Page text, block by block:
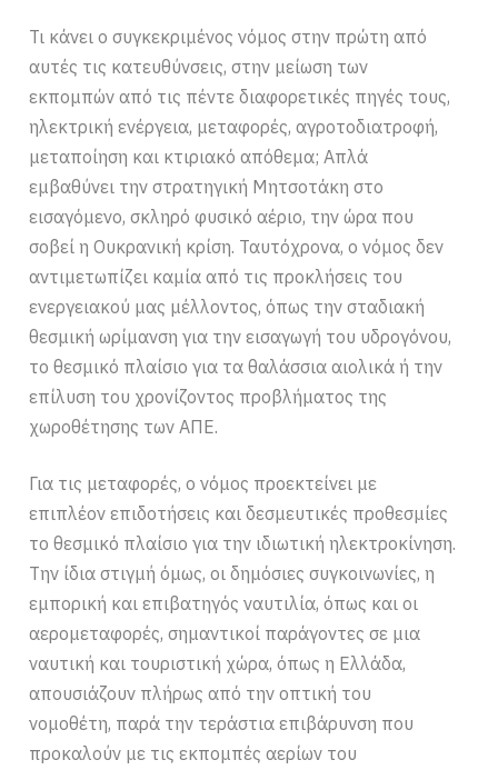
Τι κάνει ο συγκεκριμένος νόμος στην πρώτη από
αυτές τις κατευθύνσεις, στην μείωση των
εκπομπών από τις πέντε διαφορετικές πηγές τους,
ηλεκτρική ενέργεια, μεταφορές, αγροτοδιατροφή,
μεταποίηση και κτιριακό απόθεμα; Απλά
εμβαθύνει την στρατηγική Μητσοτάκη στο
εισαγόμενο, σκληρό φυσικό αέριο, την ώρα που
σοβεί η Ουκρανική κρίση. Ταυτόχρονα, ο νόμος δεν
αντιμετωπίζει καμία από τις προκλήσεις του
ενεργειακού μας μέλλοντος, όπως την σταδιακή
θεσμική ωρίμανση για την εισαγωγή του υδρογόνου,
το θεσμικό πλαίσιο για τα θαλάσσια αιολικά ή την
επίλυση του χρονίζοντος προβλήματος της
χωροθέτησης των ΑΠΕ.
Για τις μεταφορές, ο νόμος προεκτείνει με
επιπλέον επιδοτήσεις και δεσμευτικές προθεσμίες
το θεσμικό πλαίσιο για την ιδιωτική ηλεκτροκίνηση.
Την ίδια στιγμή όμως, οι δημόσιες συγκοινωνίες, η
εμπορική και επιβατηγός ναυτιλία, όπως και οι
αερομεταφορές, σημαντικοί παράγοντες σε μια
ναυτική και τουριστική χώρα, όπως η Ελλάδα,
απουσιάζουν πλήρως από την οπτική του
νομοθέτη, παρά την τεράστια επιβάρυνση που
προκαλούν με τις εκπομπές αερίων του